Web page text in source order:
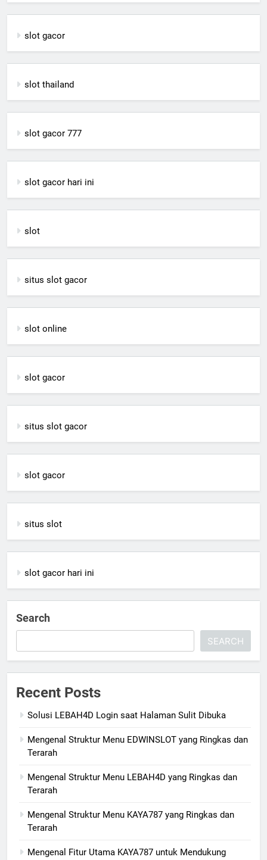
slot gacor
slot thailand
slot gacor 777
slot gacor hari ini
slot
situs slot gacor
slot online
slot gacor
situs slot gacor
slot gacor
situs slot
slot gacor hari ini
Search
SEARCH
Recent Posts
Solusi LEBAH4D Login saat Halaman Sulit Dibuka
Mengenal Struktur Menu EDWINSLOT yang Ringkas dan
Terarah
Mengenal Struktur Menu LEBAH4D yang Ringkas dan
Terarah
Mengenal Struktur Menu KAYA787 yang Ringkas dan
Terarah
Mengenal Fitur Utama KAYA787 untuk Mendukung